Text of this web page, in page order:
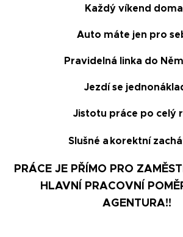
Každý víkend
Auto máte jen pro
Pravidelná linka do
Jezdí se
Jistotu práce po celý
Slušné a korektní
PRÁCE JE PŘÍMO PRO
HLAVNÍ PRACOVNÍ
AGENTURA!!